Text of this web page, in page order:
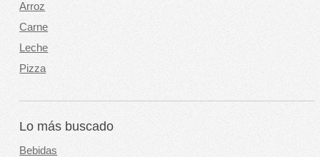
Arroz
Carne
Leche
Pizza
Lo más buscado
Bebidas